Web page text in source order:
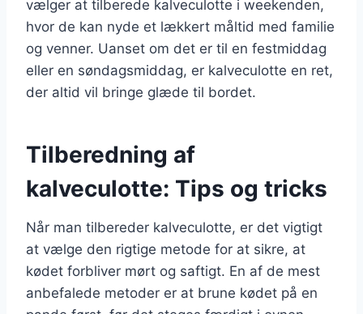
vælger at tilberede kalveculotte i weekenden,
hvor de kan nyde et lækkert måltid med familie
og venner. Uanset om det er til en festmiddag
eller en søndagsmiddag, er kalveculotte en ret,
der altid vil bringe glæde til bordet.
Tilberedning af
kalveculotte: Tips og tricks
Når man tilbereder kalveculotte, er det vigtigt
at vælge den rigtige metode for at sikre, at
kødet forbliver mørt og saftigt. En af de mest
anbefalede metoder er at brune kødet på en